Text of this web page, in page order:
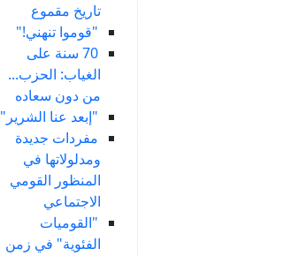
تاريخ مقموع
"قوموا تنهني!"
70 سنة على
الغياب: الحزب...
من دون سعاده
"إبعد عنا الشرير"
مفردات جديدة
ومدلولاتها في
المنظور القومي
الاجتماعي
"القوميات
الفئوية" في زمن